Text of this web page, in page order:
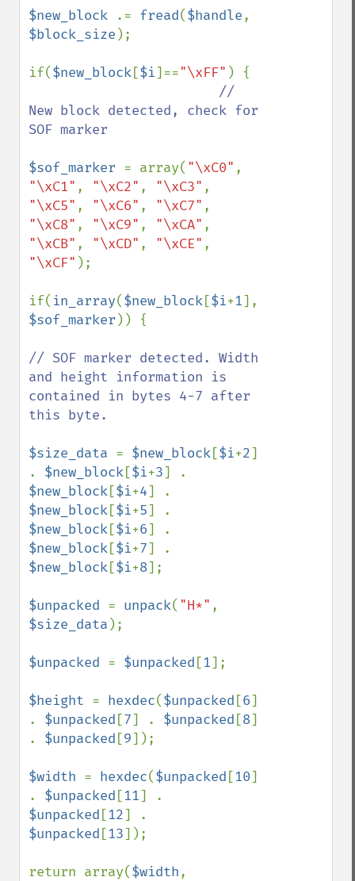
$new_block .= fread($handle
$block_size );
if($new_block[$i]=="\xFF" ) {
//
New block detected, check for
SOF marker
$sof_marker = array( "\xC0"
"\xC1" , "\xC2" , "\xC3"
"\xC5" , "\xC6" , "\xC7"
"\xC8" , "\xC9" , "\xCA"
"\xCB" , "\xCD" , "\xCE"
"\xCF" );
if( in_array($new_block[$i+1
$sof_marker )) {
// SOF marker detected. Width
and height information is
contained in bytes 4-7 after
this byte.
$size_data = $new_block[$i+2]
. $new_block[$i+3
$new_block[$i+4
$new_block[$i+5
$new_block[$i+6
$new_block[$i+7
$new_block[$i+8];
$unpacked = unpack( "H*"
$size_data );
$unpacked = $unpacked [1];
$height = hexdec($unpacked [6]
. $unpacked [7] . $unpacked [8]
. $unpacked [9]);
$width = hexdec($unpacked [10]
. $unpacked [11
$unpacked [12
$unpacked [13]);
return array($width